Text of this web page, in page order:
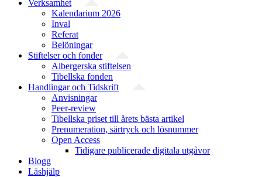
Verksamhet
Kalendarium 2026
Inval
Referat
Belöningar
Stiftelser och fonder
Albergerska stiftelsen
Tibellska fonden
Handlingar och Tidskrift
Anvisningar
Peer-review
Tibellska priset till årets bästa artikel
Prenumeration, särtryck och lösnummer
Open Access
Tidigare publicerade digitala utgåvor
Blogg
Läshjälp